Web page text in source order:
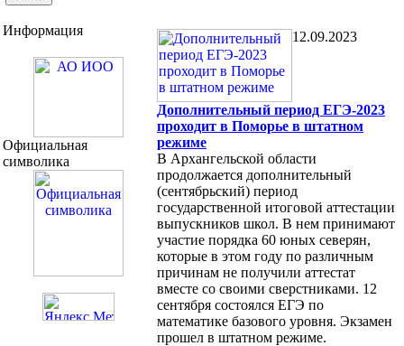
Информация
Официальная
символика
12.09.2023
Дополнительный период ЕГЭ-2023
проходит в Поморье в штатном
режиме
В Архангельской области
продолжается дополнительный
(сентябрьский) период
государственной итоговой аттестации
выпускников школ. В нем принимают
участие порядка 60 юных северян,
которые в этом году по различным
причинам не получили аттестат
вместе со своими сверстниками. 12
сентября состоялся ЕГЭ по
математике базового уровня. Экзамен
прошел в штатном режиме.